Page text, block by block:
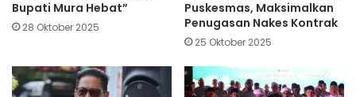
Bupati Mura Hebat”
28 Oktober 2025
Puskesmas, Maksimalkan
Penugasan Nakes Kontrak
25 Oktober 2025